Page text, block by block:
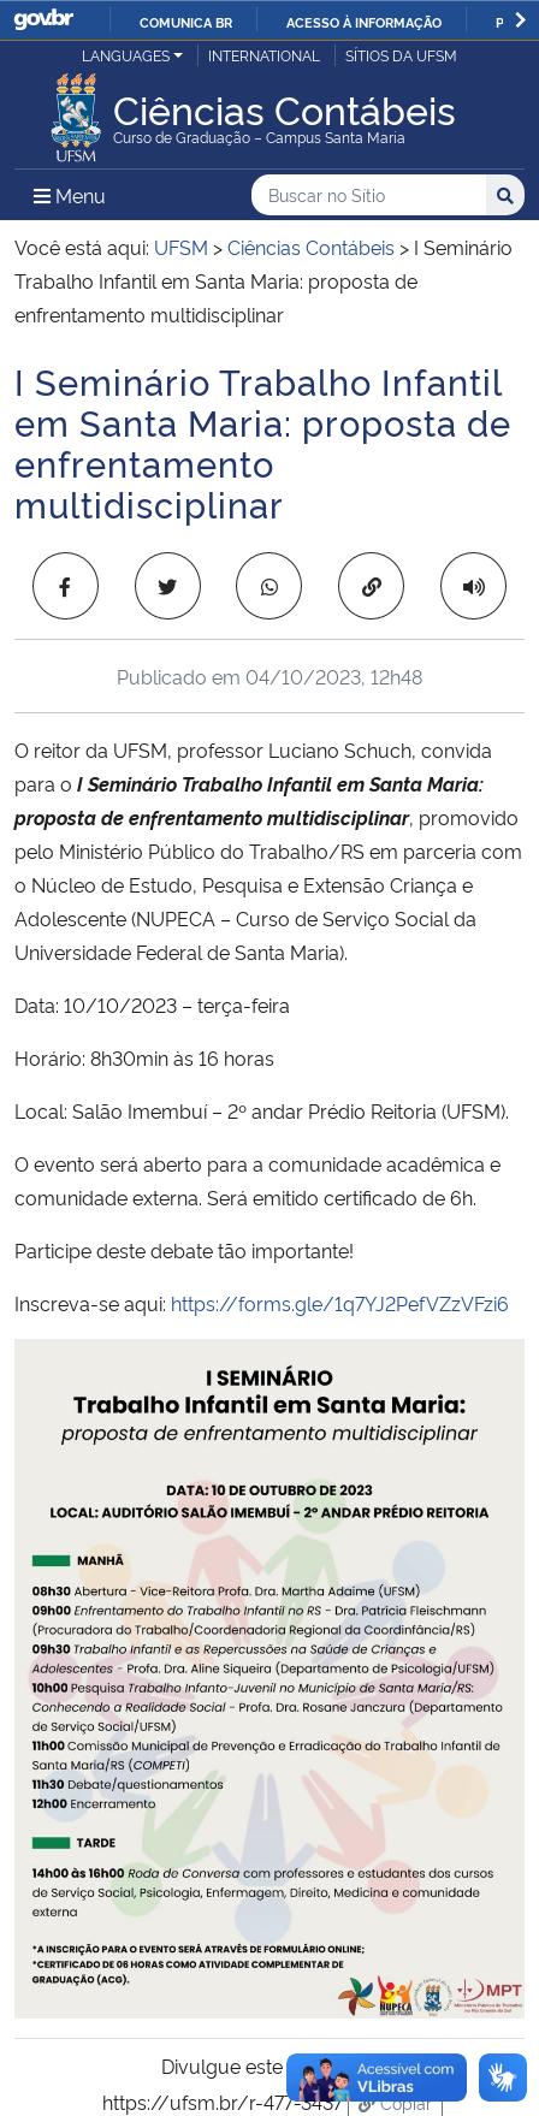
IR
O
COMUNICA BR ACESSO À INFORMAÇÃO
Ministério da Justiça e Segurança Pública
Ministério da Defesa
Ministério das Relações Exteriores
Ministério da Economia
Ministério da Infraestrutura
Ministério da Agricultura, Pecuária e Abastecimento
Ministério da Educação
Ministério da Cidadania
Ministério da Saúde
Ministério de Minas e Energia
Ministério da Ciência, Tecnologia, Inovações e Comunicações
Ministério do Meio Ambiente
Ministério do Turismo
Ministério do Desenvolvimento Regional
Controladoria-Geral da União
Ministério da Mulher, da Família e dos Direitos Humanos
Secretaria de Governo
Gabinete de Segurança Institucional
LANGUAGES INTERNATIONAL SÍTIOS DA UFSM
Ciências Contábeis
Curso de Graduação – Campus Santa Maria
Menu Menu Principal do Sítio
Busca
Buscar no no Sítio
Busca:
Você está aqui: UFSM >Ciências Contábeis > I Seminário
Trabalho Infantil em Santa Maria: proposta de
enfrentamento multidisciplinar
Início do conteúdo
I Seminário Trabalho Infantil
em Santa Maria: proposta de
enfrentamento
multidisciplinar
Copiar para área
Publicado em 04/10/2023, 12h48
O reitor da UFSM, professor Luciano Schuch, convida
para o I Seminário Trabalho Infantil em Santa Maria:
proposta de enfrentamento multidisciplinar, promovido
pelo Ministério Público do Trabalho/RS em parceria com
o Núcleo de Estudo, Pesquisa e Extensão Criança e
Adolescente (NUPECA – Curso de Serviço Social da
Universidade Federal de Santa Maria).
Data: 10/10/2023 – terça-feira
Horário: 8h30min às 16 horas
Local: Salão Imembuí – 2º andar Prédio Reitoria (UFSM).
O evento será aberto para a comunidade acadêmica e
comunidade externa. Será emitido certificado de 6h.
Participe deste debate tão importante!
Inscreva-se aqui: https://forms.gle/1q7YJ2PefVZzVFzi6
Divulgue este conteúdo:
https://ufsm.br/r-477-3437
Copiar